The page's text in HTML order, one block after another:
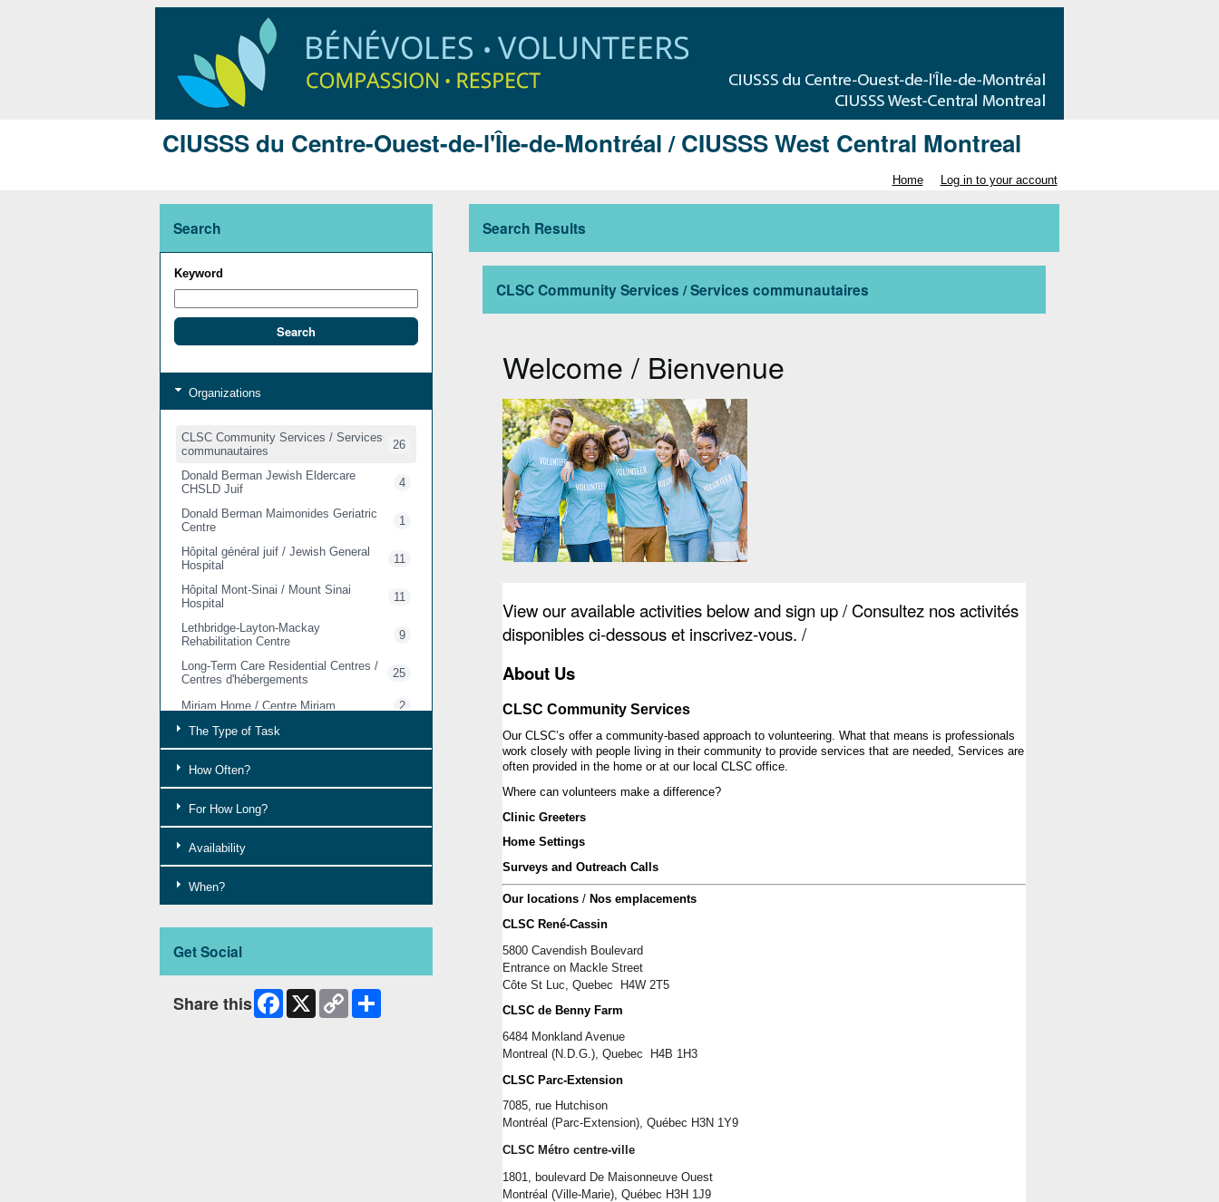
CIUSSS du Centre-Ouest-de-l'Île-de-Montréal / CIUSSS West Central Montreal
Home Log in to your account
Search
Keyword
Organizations
CLSC Community Services / Services
communautaires
26
Donald Berman Jewish Eldercare
CHSLD Juif
4
Donald Berman Maimonides Geriatric
Centre
1
Hôpital général juif / Jewish General
Hospital
11
Hôpital Mont-Sinai / Mount Sinai
Hospital
11
Lethbridge-Layton-Mackay
Rehabilitation Centre
9
Long-Term Care Residential Centres /
Centres d'hébergements
25
Miriam Home / Centre Miriam
2
Richardson and Catherine Booth
Hôpitaux en réadaptation /
20
The Type of Task
How Often?
For How Long?
Availability
When?
Search Results
CLSC Community Services / Services communautaires
Welcome / Bienvenue
View our available activities below and sign up / Consultez nos activités
disponibles ci-dessous et inscrivez-vous. /
About Us
CLSC Community Services
Our CLSC’s offer a community-based approach to volunteering. What that means is professionals
work closely with people living in their community to provide services that are needed, Services are
often provided in the home or at our local CLSC office.
Where can volunteers make a difference?
Clinic Greeters
Home Settings
Surveys and Outreach Calls
Our locations / Nos emplacements
CLSC René-Cassin
5800 Cavendish Boulevard
Entrance on Mackle Street
Côte St Luc Quebec H4W 2T5
CLSC de Benny Farm
6484 Monkland Avenue
Montreal (N.D.G.), Quebec H4B 1H3
CLSC Parc-Extension
7085, rue Hutchison
Montréal (Parc-Extension), Québec H3N 1Y9
CLSC Métro centre-ville
1801, boulevard De Maisonneuve Ouest
Montréal (Ville-Marie), Québec H3H 1J9
Get Social
Share this Facebook
X
Copy
Link